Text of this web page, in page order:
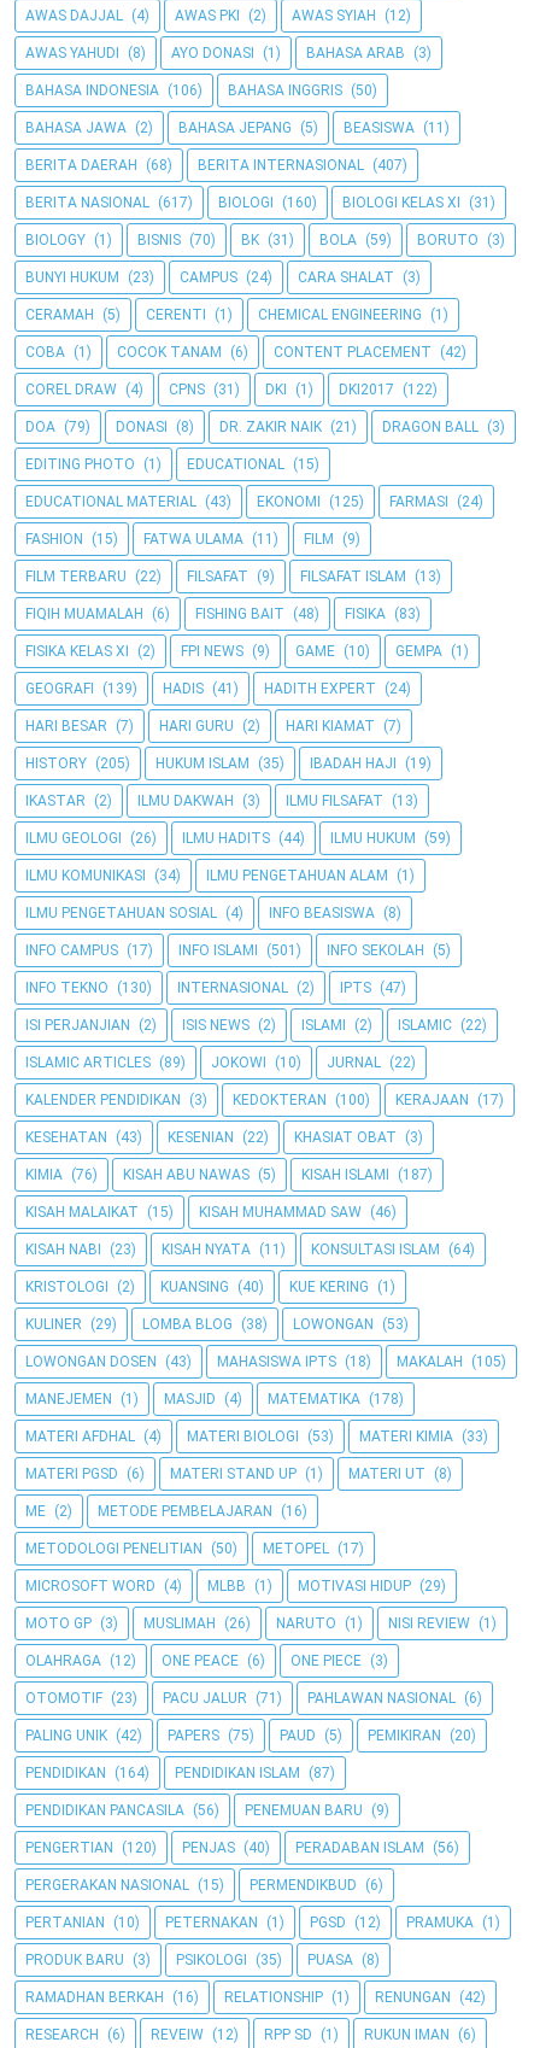
AWAS DAJJAL (4) AWAS PKI (2) AWAS SYIAH (12)
AWAS YAHUDI (8) AYO DONASI (1) BAHASA ARAB (3)
BAHASA INDONESIA (106) BAHASA INGGRIS (50)
BAHASA JAWA (2) BAHASA JEPANG (5) BEASISWA (11)
BERITA DAERAH (68) BERITA INTERNASIONAL (407)
BERITA NASIONAL (617) BIOLOGI (160) BIOLOGI KELAS XI (31)
BIOLOGY (1) BISNIS (70) BK (31) BOLA (59) BORUTO (3)
BUNYI HUKUM (23) CAMPUS (24) CARA SHALAT (3)
CERAMAH (5) CERENTI (1) CHEMICAL ENGINEERING (1)
COBA (1) COCOK TANAM (6) CONTENT PLACEMENT (42)
COREL DRAW (4) CPNS (31) DKI (1) DKI2017 (122)
DOA (79) DONASI (8) DR. ZAKIR NAIK (21) DRAGON BALL (3)
EDITING PHOTO (1) EDUCATIONAL (15)
EDUCATIONAL MATERIAL (43) EKONOMI (125) FARMASI (24)
FASHION (15) FATWA ULAMA (11) FILM (9)
FILM TERBARU (22) FILSAFAT (9) FILSAFAT ISLAM (13)
FIQIH MUAMALAH (6) FISHING BAIT (48) FISIKA (83)
FISIKA KELAS XI (2) FPI NEWS (9) GAME (10) GEMPA (1)
GEOGRAFI (139) HADIS (41) HADITH EXPERT (24)
HARI BESAR (7) HARI GURU (2) HARI KIAMAT (7)
HISTORY (205) HUKUM ISLAM (35) IBADAH HAJI (19)
IKASTAR (2) ILMU DAKWAH (3) ILMU FILSAFAT (13)
ILMU GEOLOGI (26) ILMU HADITS (44) ILMU HUKUM (59)
ILMU KOMUNIKASI (34) ILMU PENGETAHUAN ALAM (1)
ILMU PENGETAHUAN SOSIAL (4) INFO BEASISWA (8)
INFO CAMPUS (17) INFO ISLAMI (501) INFO SEKOLAH (5)
INFO TEKNO (130) INTERNASIONAL (2) IPTS (47)
ISI PERJANJIAN (2) ISIS NEWS (2) ISLAMI (2) ISLAMIC (22)
ISLAMIC ARTICLES (89) JOKOWI (10) JURNAL (22)
KALENDER PENDIDIKAN (3) KEDOKTERAN (100) KERAJAAN (17)
KESEHATAN (43) KESENIAN (22) KHASIAT OBAT (3)
KIMIA (76) KISAH ABU NAWAS (5) KISAH ISLAMI (187)
KISAH MALAIKAT (15) KISAH MUHAMMAD SAW (46)
KISAH NABI (23) KISAH NYATA (11) KONSULTASI ISLAM (64)
KRISTOLOGI (2) KUANSING (40) KUE KERING (1)
KULINER (29) LOMBA BLOG (38) LOWONGAN (53)
LOWONGAN DOSEN (43) MAHASISWA IPTS (18) MAKALAH (105)
MANEJEMEN (1) MASJID (4) MATEMATIKA (178)
MATERI AFDHAL (4) MATERI BIOLOGI (53) MATERI KIMIA (33)
MATERI PGSD (6) MATERI STAND UP (1) MATERI UT (8)
ME (2) METODE PEMBELAJARAN (16)
METODOLOGI PENELITIAN (50) METOPEL (17)
MICROSOFT WORD (4) MLBB (1) MOTIVASI HIDUP (29)
MOTO GP (3) MUSLIMAH (26) NARUTO (1) NISI REVIEW (1)
OLAHRAGA (12) ONE PEACE (6) ONE PIECE (3)
OTOMOTIF (23) PACU JALUR (71) PAHLAWAN NASIONAL (6)
PALING UNIK (42) PAPERS (75) PAUD (5) PEMIKIRAN (20)
PENDIDIKAN (164) PENDIDIKAN ISLAM (87)
PENDIDIKAN PANCASILA (56) PENEMUAN BARU (9)
PENGERTIAN (120) PENJAS (40) PERADABAN ISLAM (56)
PERGERAKAN NASIONAL (15) PERMENDIKBUD (6)
PERTANIAN (10) PETERNAKAN (1) PGSD (12) PRAMUKA (1)
PRODUK BARU (3) PSIKOLOGI (35) PUASA (8)
RAMADHAN BERKAH (16) RELATIONSHIP (1) RENUNGAN (42)
RESEARCH (6) REVEIW (12) RPP SD (1) RUKUN IMAN (6)